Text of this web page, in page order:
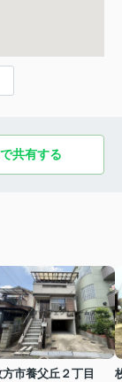
共有する
方市養父丘２丁目